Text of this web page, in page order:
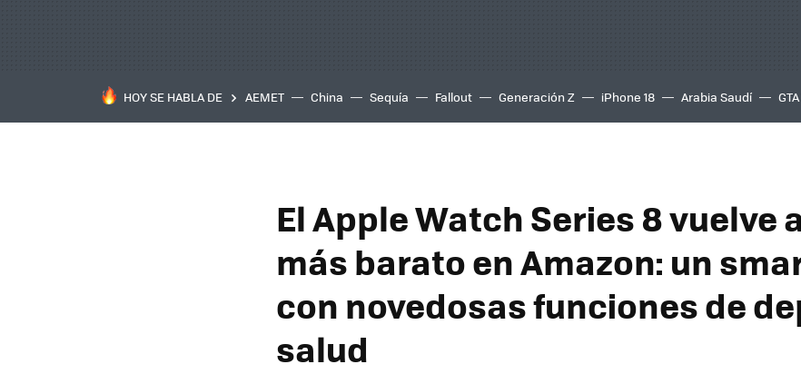
HOY SE HABLA DE AEMET China Sequía Fallout Generación Z iPhone 18 Arabia Saudí
El Apple Watch Series 8 vuelve
más barato en Amazon: un
con novedosas funciones de
salud